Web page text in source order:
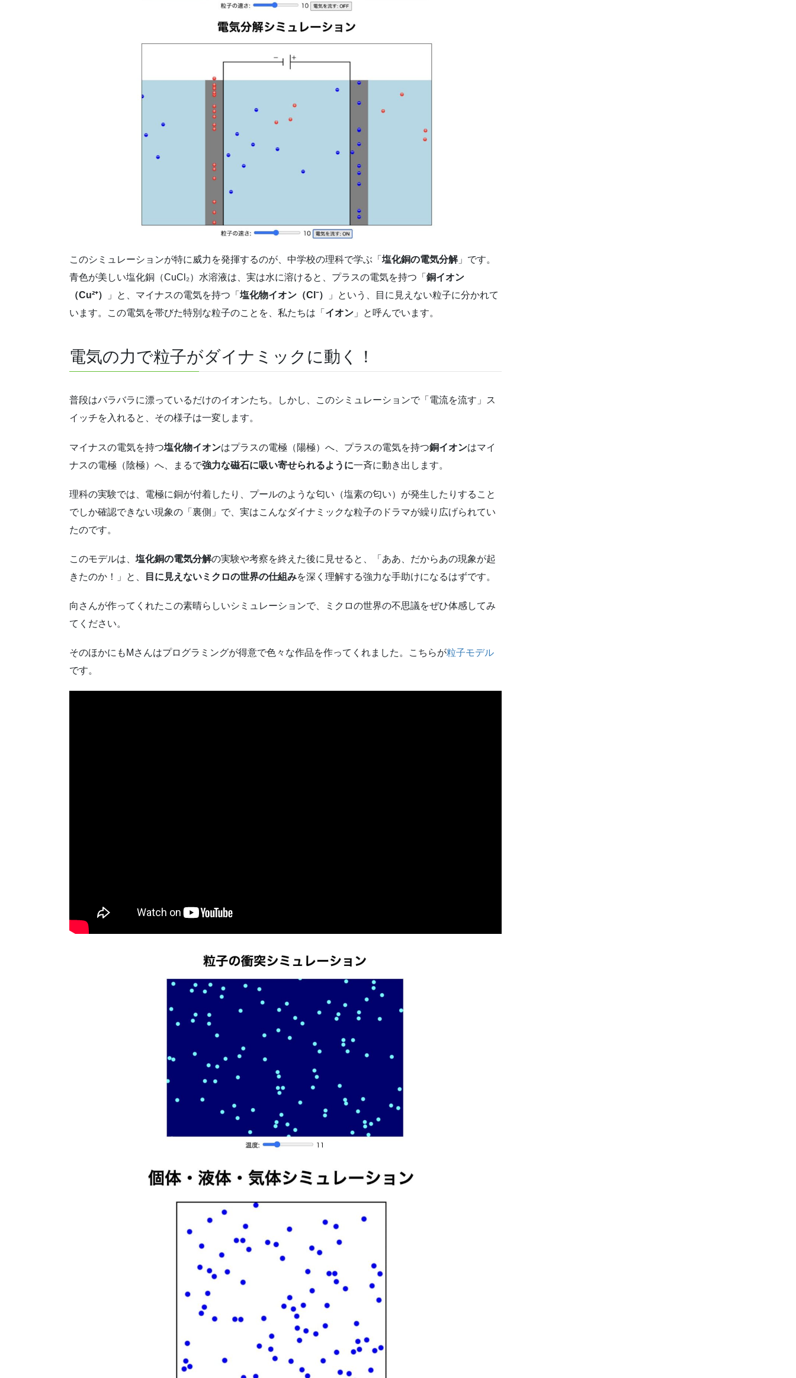
このシミュレーションが特に威力を発揮するのが、中学校の理科で学ぶ「 塩化銅の電気分解」です。
青色が美しい塩化銅（CuCl₂）水溶液は、実は水に溶けると、プラスの電気を持つ「 銅イオン
（Cu²⁺）
」と、マイナスの電気を持つ「 塩化物イオン（Cl⁻）
」という、目に見えない粒子に分かれて
います。この電気を帯びた特別な粒子のことを、私たちは「 イオン 」と呼んでいます。
電気の力で粒子がダイナミックに動く！
普段はバラバラに漂っているだけのイオンたち。しかし、このシミュレーションで「電流を流す」ス
イッチを入れると、その様子は一変します。
マイナスの電気を持つ塩化物イオンはプラスの電極（陽極）へ、プラスの電気を持つ銅イオンはマイ
ナスの電極（陰極）へ、まるで強力な磁石に吸い寄せられるように一斉に動き出します。
理科の実験では、電極に銅が付着したり、プールのような匂い（塩素の匂い）が発生したりすること
でしか確認できない現象の「裏側」で、実はこんなダイナミックな粒子のドラマが繰り広げられてい
たのです。
このモデルは、 塩化銅の電気分解の実験や考察を終えた後に見せると、「ああ、だからあの現象が起
きたのか！」と、
目に見えないミクロの世界の仕組みを深く理解する強力な手助けになるはずです。
向さんが作ってくれたこの素晴らしいシミュレーションで、ミクロの世界の不思議をぜひ体感してみ
てください。
そのほかにもMさんはプログラミングが得意で色々な作品を作ってくれました。こちらが粒子モデル
です。